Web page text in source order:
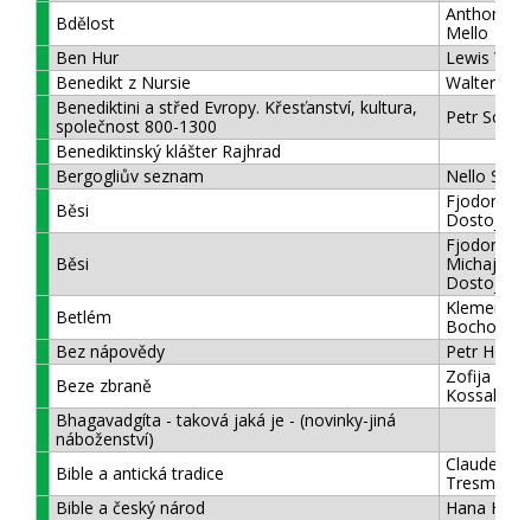
Bdělost
Anthony
Mello
Ben Hur
Lewis
Benedikt z Nursie
Walter
Benediktini a střed Evropy. Křesťanství, kultura,
společnost 800-1300
Petr
Benediktinský klášter Rajhrad
Bergogliův seznam
Nello
Běsi
Fjodor
Běsi
Fjodor
Michajlovič
Betlém
Klement
Bochořák
Bez nápovědy
Petr Hořec
Beze zbraně
Zofija
Kossaková
Bhagavadgíta - taková jaká je - (novinky-jiná
náboženství)
Bible a antická tradice
Claude
Bible a český národ
Hana